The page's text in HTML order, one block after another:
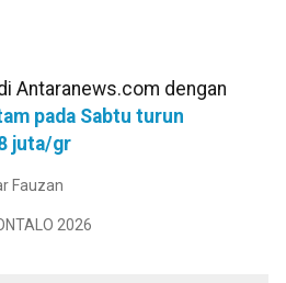
Antaranews.com dengan
pada Sabtu turun
juta/gr
Fauzan
2026